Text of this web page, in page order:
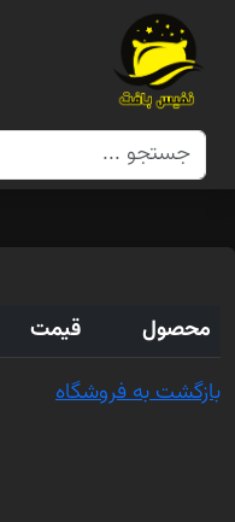
صفحه
روفرشی
پتو
محصول قیمت
بازگشت به فروشگاه